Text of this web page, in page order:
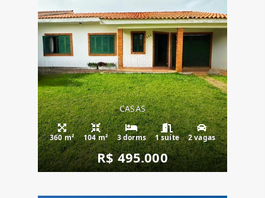
CASAS
360 m² 104 m² 3 dorms 1 suíte 2 vagas
R$ 495.000